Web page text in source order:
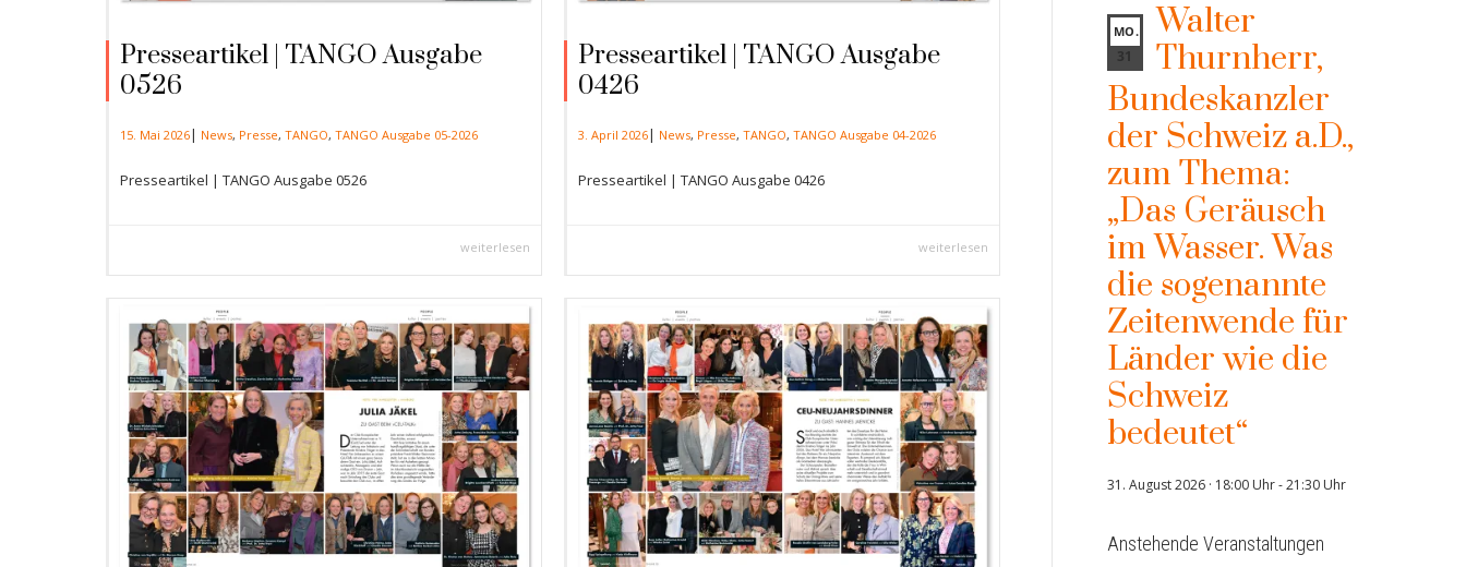
Presseartikel | TANGO Ausgabe
0526
15. Mai 2026| News, Presse, TANGO, TANGO Ausgabe 05-2026
Presseartikel | TANGO Ausgabe 0526
weiterlesen
Presseartikel | TANGO Ausgabe
0426
3. April 2026| News, Presse, TANGO, TANGO Ausgabe 04-2026
Presseartikel | TANGO Ausgabe 0426
weiterlesen
MO.
31
Walter
Thurnherr,
Bundeskanzler
der Schweiz a.D.,
zum Thema:
„Das Geräusch
im Wasser. Was
die sogenannte
Zeitenwende für
Länder wie die
Schweiz
bedeutet“
31. August 2026 · 18:00 Uhr-21:30 Uhr
Anstehende Veranstaltungen